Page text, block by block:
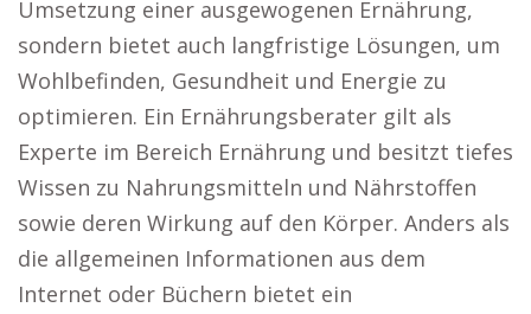
Umsetzung einer ausgewogenen Ernährung,
sondern bietet auch langfristige Lösungen, um
Wohlbefinden, Gesundheit und Energie zu
optimieren. Ein Ernährungsberater gilt als
Experte im Bereich Ernährung und besitzt tiefes
Wissen zu Nahrungsmitteln und Nährstoffen
sowie deren Wirkung auf den Körper. Anders als
die allgemeinen Informationen aus dem
Internet oder Büchern bietet ein